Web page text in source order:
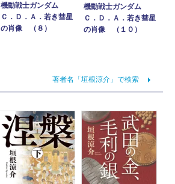
機動戦士ガンダム
Ｃ．Ｄ．Ａ．若き彗星
の肖像 （８）
機動戦士ガンダム
Ｃ．Ｄ．Ａ．若き彗星
の肖像 （１０）
著者名「垣根涼介」で検索